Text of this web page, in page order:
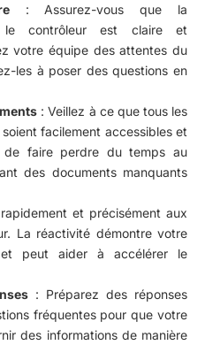
: Assurez-vous que la
le contrôleur est claire et
votre équipe des attentes du
les à poser des questions en
: Veillez à ce que tous les
facilement accessibles et
de faire perdre du temps au
des documents manquants
et précisément aux
La réactivité démontre votre
peut aider à accélérer le
: Préparez des réponses
fréquentes pour que votre
des informations de manière